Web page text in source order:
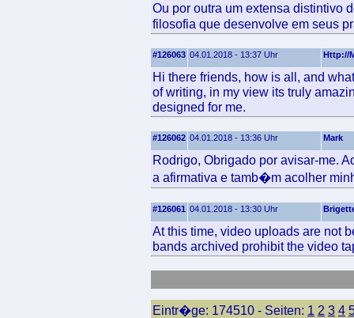
Ou por outra um extensa
filosofia que desenvolve em seus
#126063 04.01.2018 - 13:37 Uhr Http://
Hi there friends, how is all, and
of writing, in my view its truly
designed for me.
#126062 04.01.2018 - 13:36 Uhr Mark
Rodrigo, Obrigado por avisar-me.
a afirmativa e tamb�m acolher
#126061 04.01.2018 - 13:30 Uhr
At this time, video uploads are not
bands archived prohibit the video
Eintr�ge: 174510 - Seiten: 1 2 3 4